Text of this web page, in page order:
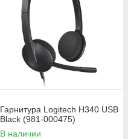
Гарнитура Logitech H340 USB
Black (981-000475)
В наличии